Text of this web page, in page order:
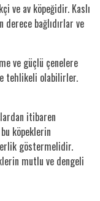
ve av köpeğidir. Kaslı
derece bağlıdırlar ve
ve güçlü çenelere
tehlikeli olabilirler.
itibaren
köpeklerin
göstermelidir.
mutlu ve dengeli